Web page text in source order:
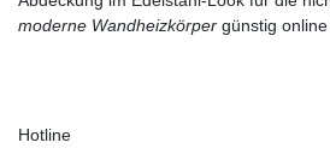
moderne Wandheizkörper günstig online
Hotline